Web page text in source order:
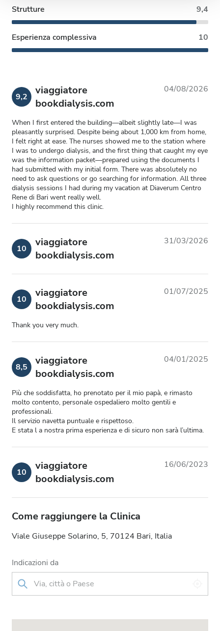
con altre informazioni che hai fornito loro o che hanno
raccolto dal tuo utilizzo dei loro servizi.
Strutture 9,4
Esperienza complessiva 10
9,2
viaggiatore
bookdialysis.com
04/08/2026
When I first entered the building—albeit slightly late—I was
pleasantly surprised. Despite being about 1,000 km from home,
I felt right at ease. The nurses showed me to the station where
I was to undergo dialysis, and the first thing that caught my eye
was the information packet—prepared using the documents I
had submitted with my initial form. There was absolutely no
need to ask questions or go searching for information. All three
dialysis sessions I had during my vacation at Diaverum Centro
Rene di Bari went really well.
I highly recommend this clinic.
10
viaggiatore
bookdialysis.com
31/03/2026
10
viaggiatore
bookdialysis.com
01/07/2025
Thank you very much.
8,5
viaggiatore
bookdialysis.com
04/01/2025
Più che soddisfatta, ho prenotato per il mio papà, e rimasto
molto contento, personale ospedaliero molto gentili e
professionali.
Il servizio navetta puntuale e rispettoso.
E stata l a nostra prima esperienza e di sicuro non sarà l’ultima.
10
viaggiatore
bookdialysis.com
16/06/2023
Come raggiungere la Clinica
Viale Giuseppe Solarino, 5, 70124 Bari, Italia
Indicazioni da